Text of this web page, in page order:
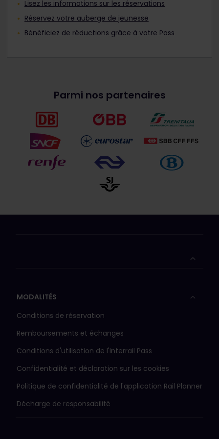
Lisez les informations sur les réservations
Réservez votre auberge de jeunesse
Bénéficiez de réductions grâce à votre Pass
Parmi nos partenaires
MODALITÉS
Conditions de réservation
Remboursements et échanges
Conditions d'utilisation de l'Interrail Pass
Confidentialité et déclaration sur les cookies
Politique de confidentialité de l'application Rail Planner
Décharge de responsabilité